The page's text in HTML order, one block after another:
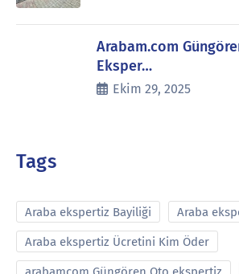
Arabam.com
Eksper…
Ekim 29, 2025
Tags
Araba ekspertiz Bayiliği Araba
Araba ekspertiz Ücretini Kim Öder